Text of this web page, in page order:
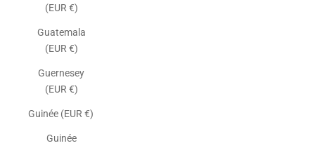
(EUR €)
Guatemala
(EUR €)
Guernesey
(EUR €)
Guinée (EUR €)
Guinée